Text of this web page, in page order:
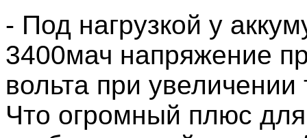
- Под нагрузкой у
3400мач напряжение
вольта при
Что огромный плюс